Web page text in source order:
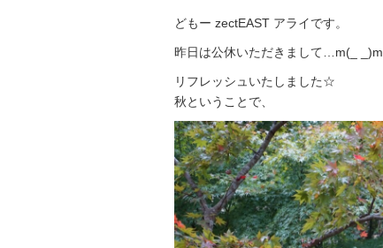
どもー zectEAST アライです。
昨日は公休いただきまして…m(_ _)m
リフレッシュいたしました☆
秋ということで、